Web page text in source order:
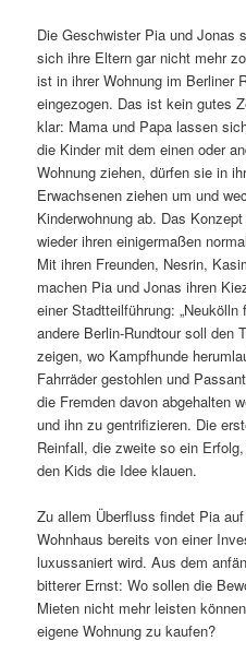
Die Geschwister Pia und Jonas
sich ihre Eltern gar nicht mehr
ist in ihrer Wohnung im Berliner
eingezogen. Das ist kein gutes
klar: Mama und Papa lassen
die Kinder mit dem einen oder
Wohnung ziehen, dürfen sie in
Erwachsenen ziehen um und
Kinderwohnung ab. Das
wieder ihren einigermaßen
Mit ihren Freunden, Nesrin,
machen Pia und Jonas ihren
einer Stadtteilführung:
andere Berlin-Rundtour soll den
zeigen, wo Kampfhunde
Fahrräder gestohlen und
die Fremden davon abgehalten
und ihn zu gentrifizieren. Die
Reinfall, die zweite so ein
den Kids die Idee klauen.
Zu allem Überfluss findet Pia
Wohnhaus bereits von einer
luxussaniert wird. Aus dem
bitterer Ernst: Wo sollen die
Mieten nicht mehr leisten
eigene Wohnung zu kaufen?